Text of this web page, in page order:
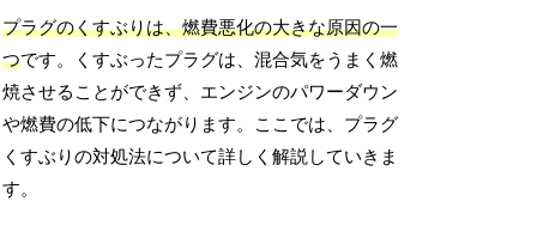
プラグのくすぶりは、燃費悪化の大きな原因の一
つです。くすぶったプラグは、混合気をうまく燃
焼させることができず、エンジンのパワーダウン
や燃費の低下につながります。ここでは、プラグ
くすぶりの対処法について詳しく解説していきま
す。